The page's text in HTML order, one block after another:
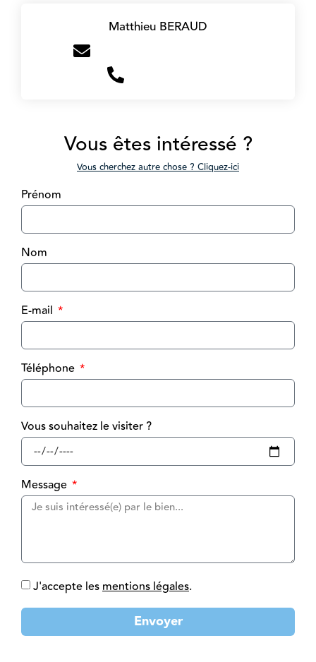
Matthieu BERAUD
Vous êtes intéressé ?
Vous cherchez autre chose ? Cliquez-ici
Prénom
Nom
E-mail
Téléphone
Vous souhaitez le visiter ?
Message
J'accepte lesmentions légales.
Envoyer